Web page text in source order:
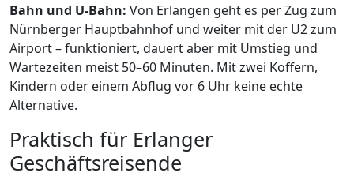
Bahn und U-Bahn: Von Erlangen geht es per Zug zum
Nürnberger Hauptbahnhof und weiter mit der U2 zum
Airport – funktioniert, dauert aber mit Umstieg und
Wartezeiten meist 50–60 Minuten. Mit zwei Koffern,
Kindern oder einem Abflug vor 6 Uhr keine echte
Alternative.
Praktisch für Erlanger
Geschäftsreisende